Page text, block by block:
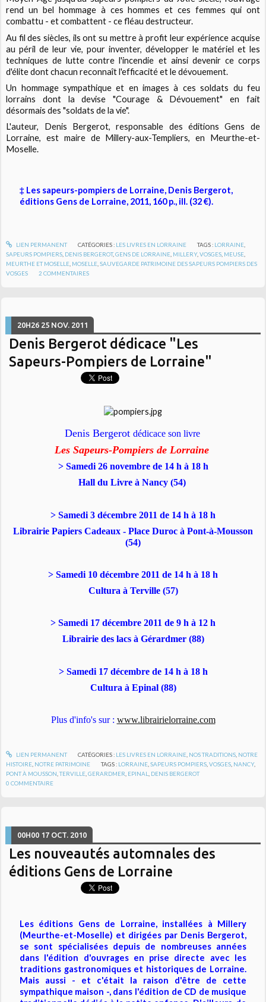
rend un bel hommage à ces hommes et ces femmes qui ont
combattu - et combattent - ce fléau destructeur.
Au fil des siècles, ils ont su mettre à profit leur expérience acquise
au péril de leur vie, pour inventer, développer le matériel et les
techniques de lutte contre l'incendie et ainsi devenir ce corps
d'élite dont chacun reconnaît l'efficacité et le dévouement.
Un hommage sympathique et en images à ces soldats du feu
lorrains dont la devise "Courage & Dévouement" en fait
désormais des "soldats de la vie".
L'auteur, Denis Bergerot, responsable des éditions Gens de
Lorraine, est maire de Millery-aux-Templiers, en Meurthe-et-
Moselle.
‡ Les sapeurs-pompiers de Lorraine, Denis Bergerot,
éditions Gens de Lorraine, 2011, 160 p., ill. (32 €).
LIEN PERMANENT CATÉGORIES : LES LIVRES EN LORRAINE TAGS : LORRAINE
SAPEURS POMPIERS DENIS BERGEROT,GENS DE LORRAINE MILLERY,VOSGES MEUSE
MEURTHE ET MOSELLE MOSELLE ,SAUVEGARDE PATRIMOINE DES SAPEURS POMPIERS DES
VOSGES
2 COMMENTAIRES
20H26 25 NOV. 2011
Denis Bergerot dédicace "Les
Sapeurs-Pompiers de Lorraine"
Denis Bergerot dédicace son livre
Les Sapeurs-Pompiers de Lorraine
> Samedi 26 novembre de 14 h à 18 h
Hall du Livre à Nancy (54)
> Samedi 3 décembre 2011 de 14 h à 18 h
Librairie Papiers Cadeaux - Place Duroc à Pont-à-Mousson
(54)
> Samedi 10 décembre 2011 de 14 h à 18 h
Cultura à Terville (57)
> Samedi 17 décembre 2011 de 9 h à 12 h
Librairie des lacs à Gérardmer (88)
> Samedi 17 décembre de 14 h à 18 h
Cultura à Epinal (88)
Plus d'info's sur : www.librairielorraine.com
LIEN PERMANENT CATÉGORIES : LES LIVRES EN LORRAINE, NOS TRADITIONS, NOTRE
HISTOIRE NOTRE PATRIMOINE TAGS : LORRAINE ,SAPEURS POMPIERS ,VOSGES NANCY,
PONT À MOUSSON ,TERVILLE ,GERARDMER EPINAL
DENIS BERGEROT
0 COMMENTAIRE
00H00 17 OCT. 2010
Les nouveautés automnales des
éditions Gens de Lorraine
Les éditions Gens de Lorraine, installées à Millery
(Meurthe-et-Moselle) et dirigées par Denis Bergerot,
se sont spécialisées depuis de nombreuses années
dans l'édition d'ouvrages en prise directe avec les
traditions gastronomiques et historiques de Lorraine.
Mais aussi - et c'était la raison d'être de cette
sympathique maison -, dans l'édition de CD de musique